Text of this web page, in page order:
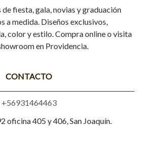
fiesta, gala, novias y graduación
a medida. Diseños exclusivos,
color y estilo. Compra online o visita
en Providencia.
CONTACTO
+56931464463
oficina 405 y 406, San Joaquín.